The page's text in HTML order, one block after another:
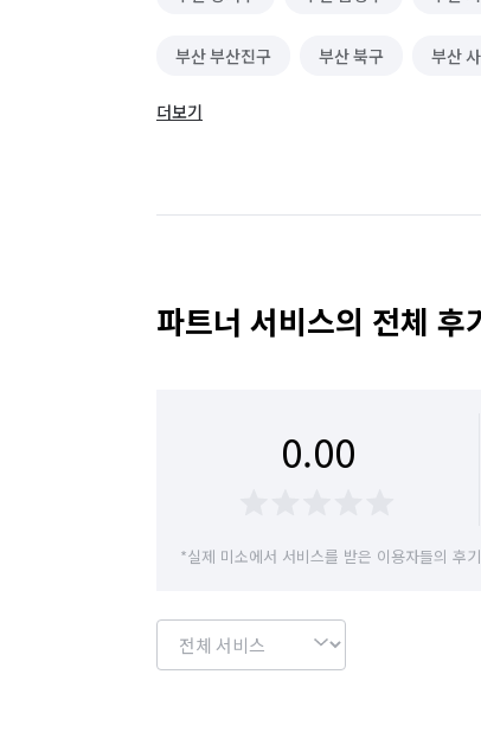
부산 부산진구 부산 북구 부산
부산 수영구
더보기
파트너 서비스의 전체 후
0.00
*실제 미소에서 서비스를 받은 이용자들의 후